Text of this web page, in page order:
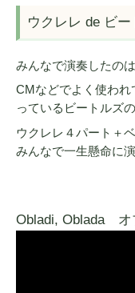
ウクレレ de ビ
みんなで演奏したの
CMなどでよく使われ
っているビートルズ
ウクレレ４パート＋
みんなで一生懸命に
Obladi, Oblada オ